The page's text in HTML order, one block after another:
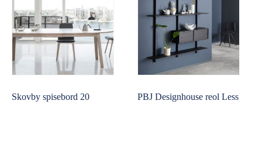
Skovby spisebord 20 PBJ Designhouse reol Less